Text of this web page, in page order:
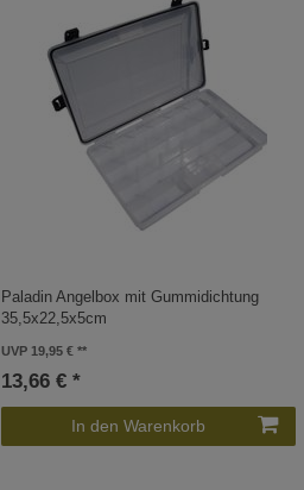
Paladin Angelbox mit Gummidichtung
35,5x22,5x5cm
UVP 19,95 €
13,66 € *
In den Warenkorb